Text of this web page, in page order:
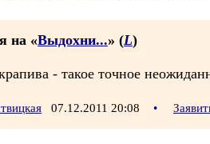
на «Выдохни...» (L)
- такое точное
07.12.2011 20:08 •